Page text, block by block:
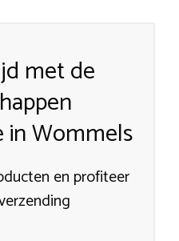
met de
in Wommels
en profiteer